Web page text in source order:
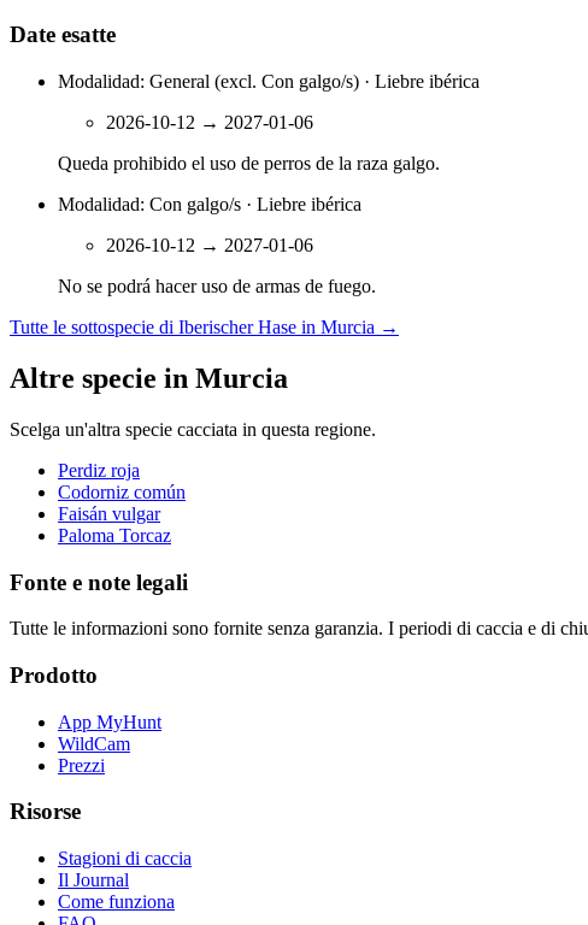
Date esatte
Modalidad: General (excl. Con galgo/s) · Liebre ibérica
2026-10-12 → 2027-01-06
Queda prohibido el uso de perros de la raza galgo.
Modalidad: Con galgo/s · Liebre ibérica
2026-10-12 → 2027-01-06
No se podrá hacer uso de armas de fuego.
Tutte le sottospecie di Iberischer Hase in Murcia →
Altre specie in Murcia
Scelga un'altra specie cacciata in questa regione.
Perdiz roja
Codorniz común
Faisán vulgar
Paloma Torcaz
Fonte e note legali
Tutte le informazioni sono fornite senza garanzia. I periodi di caccia e di
Prodotto
App MyHunt
WildCam
Prezzi
Risorse
Stagioni di caccia
Il Journal
Come funziona